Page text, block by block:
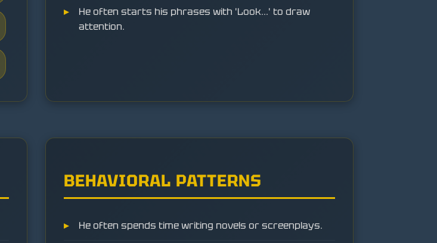
He often starts his phrases with 'Look...' to draw
attention.
BEHAVIORAL PATTERNS
He often spends time writing novels or screenplays.